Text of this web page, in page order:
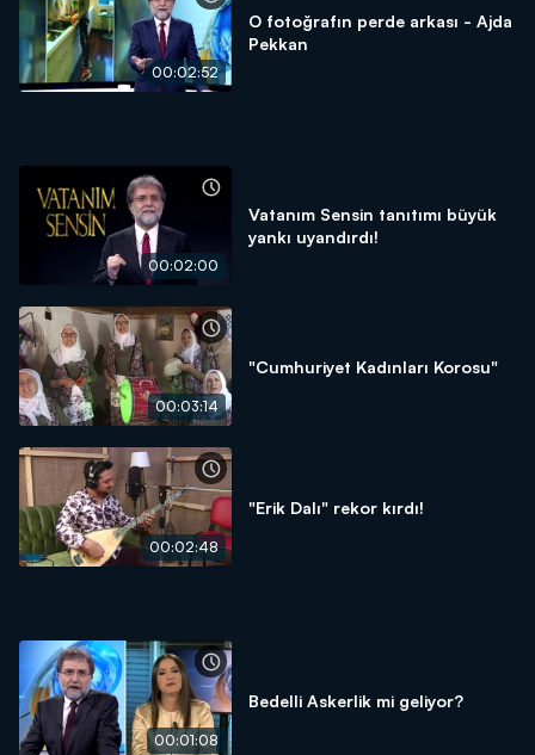
00:02:52
O fotoğrafın perde arkası - Ajda
Pekkan
00:02:00
Vatanım Sensin tanıtımı büyük
yankı uyandırdı!
00:03:14
"Cumhuriyet Kadınları Korosu"
00:02:48
"Erik Dalı" rekor kırdı!
00:01:08
Bedelli Askerlik mi geliyor?